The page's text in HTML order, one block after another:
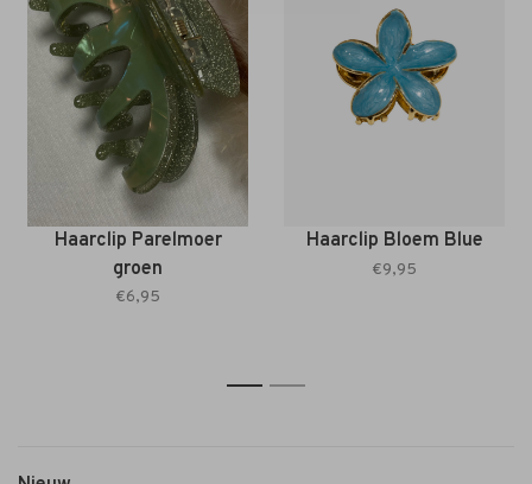
Haarclip Parelmoer
groen
€6,95
Haarclip Bloem Blue
€9,95
1 2